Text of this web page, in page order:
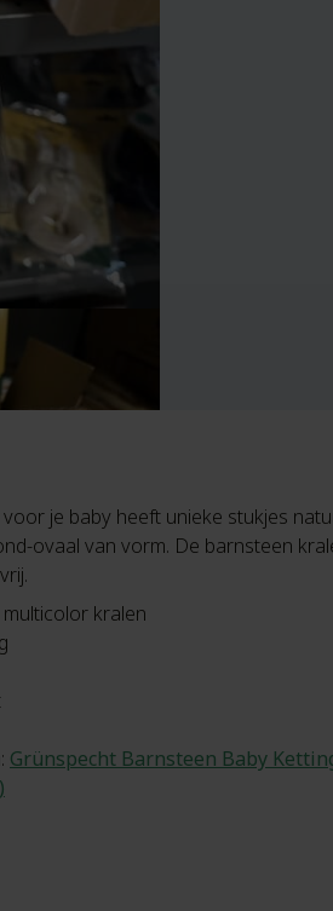
voor je baby heeft unieke stukjes
ovaal van vorm. De barnsteen
kralen
Grünspecht Barnsteen Baby